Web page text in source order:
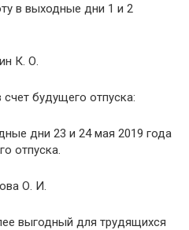
в выходные дни 1 и 2
К. О.
будущего отпуска:
дни 23 и 24 мая 2019 года
отпуска.
О. И.
выгодный для трудящихся